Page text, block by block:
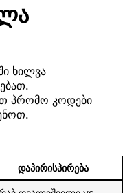
ხილვა
პრომო კოდები
დაპირისპირება